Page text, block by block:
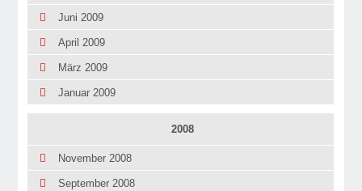
Juni 2009
April 2009
März 2009
Januar 2009
2008
November 2008
September 2008